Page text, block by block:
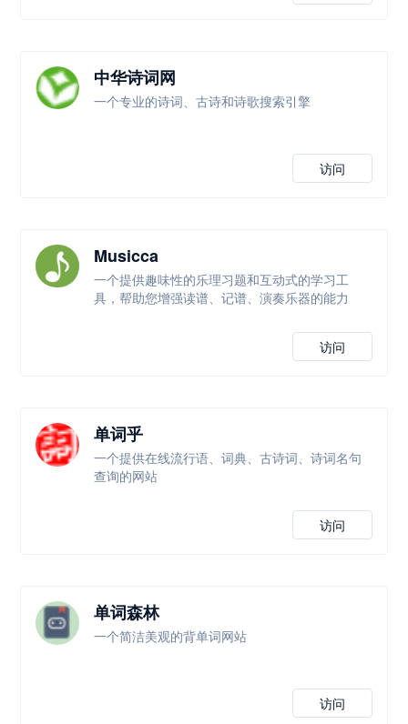
中华诗词网
一个专业的诗词、古诗和诗歌搜索引擎
访问
Musicca
一个提供趣味性的乐理习题和互动式的学习工
具，帮助您增强读谱、记谱、演奏乐器的能力
访问
单词乎
一个提供在线流行语、词典、古诗词、诗词名句
查询的网站
访问
单词森林
一个简洁美观的背单词网站
访问